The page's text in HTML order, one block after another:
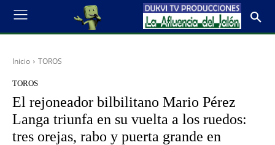
Inicio TOROS
TOROS
El rejoneador bilbilitano Mario Pérez
Langa triunfa en su vuelta a los ruedos:
tres orejas, rabo y puerta grande en